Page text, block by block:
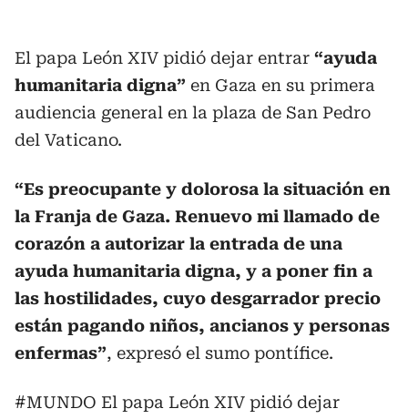
El papa León XIV pidió dejar entrar “ayuda
humanitaria digna” en Gaza en su primera
audiencia general en la plaza de San Pedro
del Vaticano.
“Es preocupante y dolorosa la situación en
la Franja de Gaza. Renuevo mi llamado de
corazón a autorizar la entrada de una
ayuda humanitaria digna, y a poner fin a
las hostilidades, cuyo desgarrador precio
están pagando niños, ancianos y personas
enfermas”, expresó el sumo pontífice.
#MUNDO El papa León XIV pidió dejar